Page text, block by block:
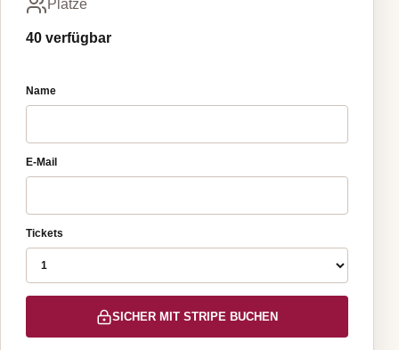
Plätze
40 verfügbar
Name
E-Mail
Tickets
SICHER MIT STRIPE BUCHEN